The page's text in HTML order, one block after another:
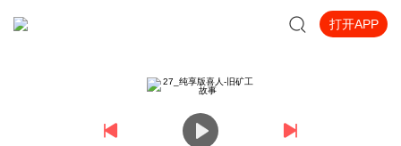
打开APP